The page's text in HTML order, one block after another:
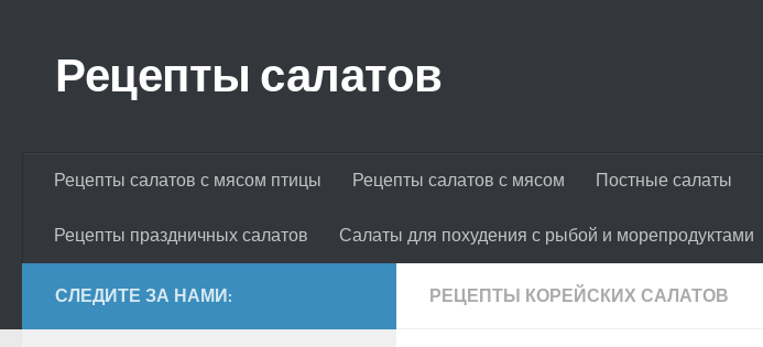
Рецепты салатов
Рецепты салатов с мясом птицы Рецепты салатов с мясом Постные салаты
Рецепты праздничных салатов Салаты для похудения с рыбой и морепродуктами
РЕЦЕПТЫ КОРЕЙСКИХ САЛАТОВ
СЛЕДИТЕ ЗА НАМИ: